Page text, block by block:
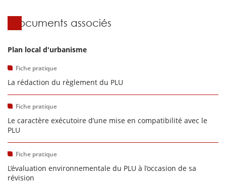
Documents associés
Plan local d'urbanisme
Fiche pratique
La rédaction du règlement du PLU
Fiche pratique
Le caractère exécutoire d’une mise en compatibilité avec le
PLU
Fiche pratique
L’évaluation environnementale du PLU à l’occasion de sa
révision